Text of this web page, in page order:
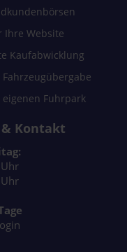
Ihre Website
Kaufabwicklung
Fuhrpark
Kontakt